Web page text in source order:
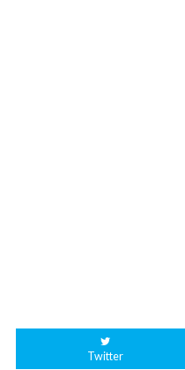
Twitter